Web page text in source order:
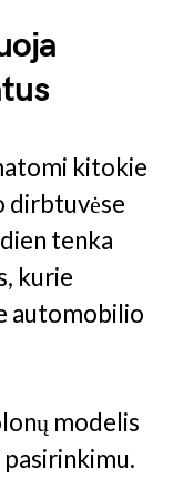
kitokie
dirbtuvėse
tenka
kurie
automobilio
modelis